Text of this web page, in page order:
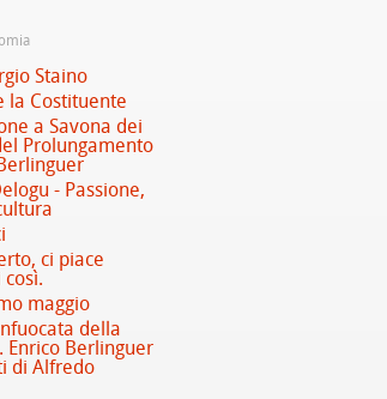
Staino
la Costituente
a Savona dei
Prolungamento
- Passione,
ci piace
maggio
della
Enrico Berlinguer
di Alfredo